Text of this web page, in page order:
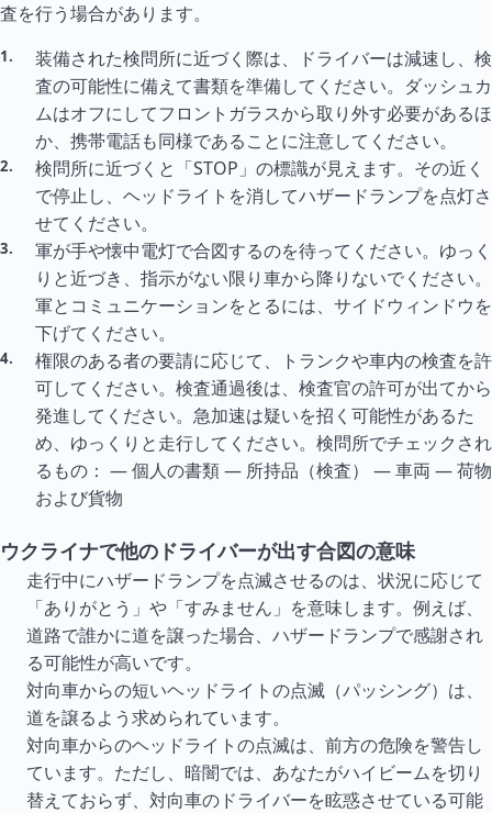
査を行う場合があります。
装備された検問所に近づく際は、ドライバーは減速し、検
査の可能性に備えて書類を準備してください。ダッシュカ
ムはオフにしてフロントガラスから取り外す必要があるほ
か、携帯電話も同様であることに注意してください。
検問所に近づくと「STOP」の標識が見えます。その近く
で停止し、ヘッドライトを消してハザードランプを点灯さ
せてください。
軍が手や懐中電灯で合図するのを待ってください。ゆっく
りと近づき、指示がない限り車から降りないでください。
軍とコミュニケーションをとるには、サイドウィンドウを
下げてください。
権限のある者の要請に応じて、トランクや車内の検査を許
可してください。検査通過後は、検査官の許可が出てから
発進してください。急加速は疑いを招く可能性があるた
め、ゆっくりと走行してください。検問所でチェックされ
るもの： — 個人の書類 — 所持品（検査） — 車両 — 荷物
および貨物
ウクライナで他のドライバーが出す合図の意味
走行中にハザードランプを点滅させるのは、状況に応じて
「ありがとう」や「すみません」を意味します。例えば、
道路で誰かに道を譲った場合、ハザードランプで感謝され
る可能性が高いです。
対向車からの短いヘッドライトの点滅（パッシング）は、
道を譲るよう求められています。
対向車からのヘッドライトの点滅は、前方の危険を警告し
ています。ただし、暗闇では、あなたがハイビームを切り
替えておらず、対向車のドライバーを眩惑させている可能